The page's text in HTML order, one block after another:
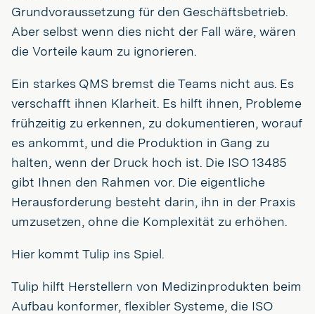
Grundvoraussetzung für den Geschäftsbetrieb.
Aber selbst wenn dies nicht der Fall wäre, wären
die Vorteile kaum zu ignorieren.
Ein starkes QMS bremst die Teams nicht aus. Es
verschafft ihnen Klarheit. Es hilft ihnen, Probleme
frühzeitig zu erkennen, zu dokumentieren, worauf
es ankommt, und die Produktion in Gang zu
halten, wenn der Druck hoch ist. Die ISO 13485
gibt Ihnen den Rahmen vor. Die eigentliche
Herausforderung besteht darin, ihn in der Praxis
umzusetzen, ohne die Komplexität zu erhöhen.
Hier kommt Tulip ins Spiel.
Tulip hilft Herstellern von Medizinprodukten beim
Aufbau konformer, flexibler Systeme, die ISO